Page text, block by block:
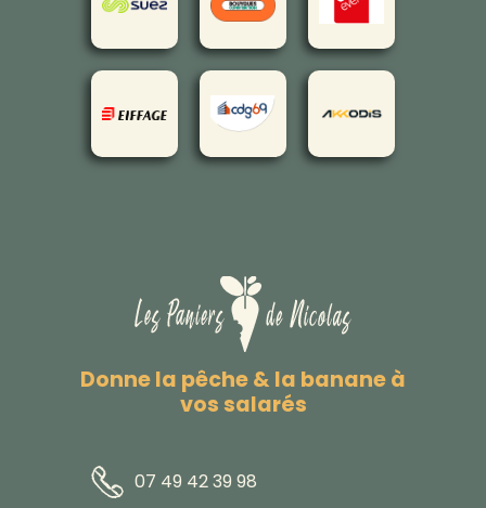
Donne la pêche & la banane à
vos salarés
07 49 42 39 98